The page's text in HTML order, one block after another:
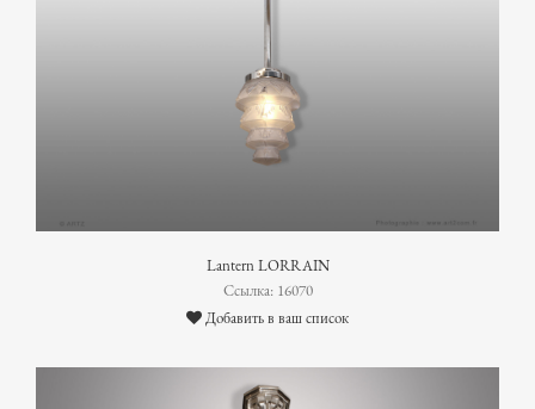
Lantern LORRAIN
Ссылка: 16070
Добавить в ваш список